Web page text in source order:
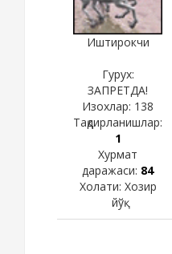
Иштирокчи
Гурух:
ЗАПРЕТДА!
Изохлар: 138
Тақдирланишлар:
1
Хурмат
даражаси: 84
Холати: Хозир
йўқ